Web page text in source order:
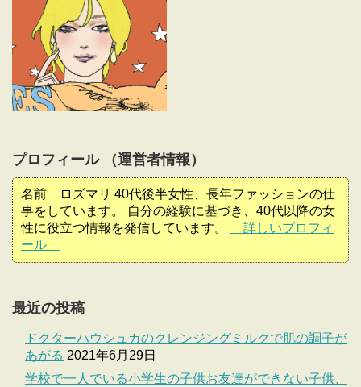
プロフィール （運営者情報）
名前 ロズマリ 40代後半女性、長年ファッションの仕
事をしています。 自分の経験に基づき、40代以降の女
性に役立つ情報を発信しています。
詳しいプロフィ
ール
最近の投稿
ドクターハウシュカのクレンジングミルクで肌の調子が
あがる 2021年6月29日
学校で一人でいる小学生の子供お友達ができない子供、